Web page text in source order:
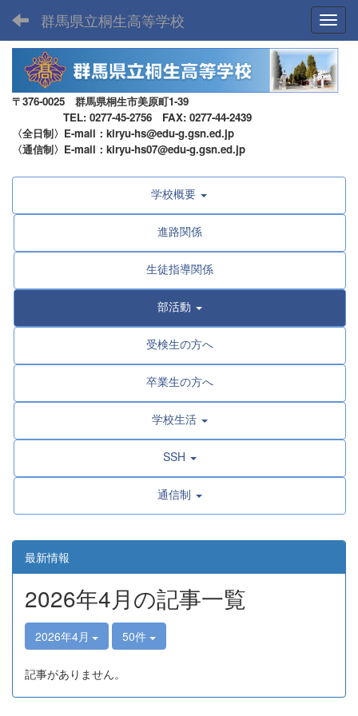
群馬県立桐生高等学校
〒376-0025 群馬県桐生市美原町1-39
TEL: 0277-45-2756 FAX: 0277-44-2439
〈全日制〉E-mail：kiryu-hs@edu-g.gsn.ed.jp
〈通信制〉E-mail：kiryu-hs07@edu-g.gsn.ed.jp
学校概要
進路関係
生徒指導関係
部活動
受検生の方へ
卒業生の方へ
学校生活
SSH
通信制
最新情報
2026年4月の記事一覧
2026年4月 50件
記事がありません。